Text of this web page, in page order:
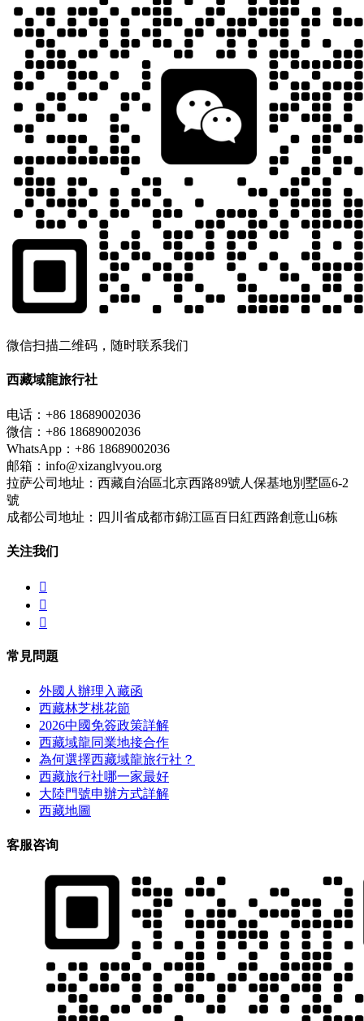
微信扫描二维码，随时联系我们
西藏域龍旅行社
电话：+86 18689002036
微信：+86 18689002036
WhatsApp：+86 18689002036
邮箱：info@xizanglvyou.org
拉萨公司地址：西藏自治區北京西路89號人保基地別墅區6-2
號
成都公司地址：四川省成都市錦江區百日紅西路創意山6栋
关注我们



常見問題
外國人辦理入藏函
西藏林芝桃花節
2026中國免簽政策詳解
西藏域龍同業地接合作
為何選擇西藏域龍旅行社？
西藏旅行社哪一家最好
大陸門號申辦方式詳解
西藏地圖
客服咨询